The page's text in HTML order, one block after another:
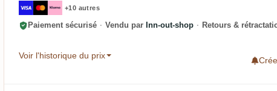
+10 autres
Paiement sécurisé · Vendu par Inn-out-shop · Retours &
Voir l'historique du prix